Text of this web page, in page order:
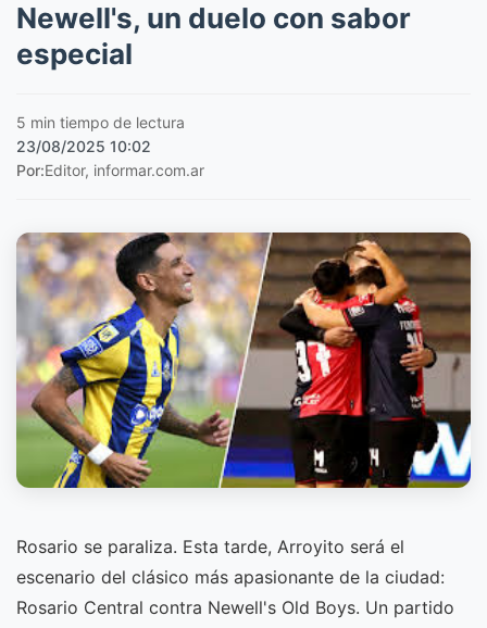
Newell's, un duelo con sabor
especial
5 min tiempo de lectura
23/08/2025 10:02
Por:Editor, informar.com.ar
Rosario se paraliza. Esta tarde, Arroyito será el
escenario del clásico más apasionante de la ciudad:
Rosario Central contra Newell's Old Boys. Un partido